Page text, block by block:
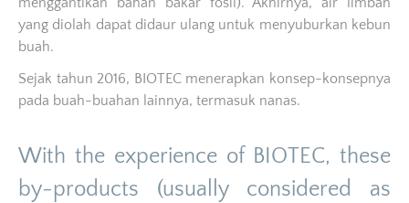
yang diolah dapat didaur ulang untuk menyuburkan kebun
buah.
Sejak tahun 2016, BIOTEC menerapkan konsep-konsepnya
pada buah-buahan lainnya, termasuk nanas.
With the experience of BIOTEC, these
by-products (usually considered as